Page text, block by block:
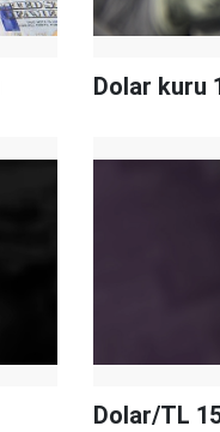
Dolar kuru
Dolar/TL